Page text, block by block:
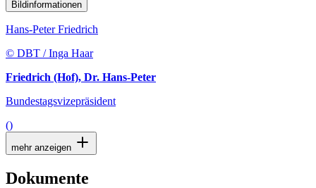
Bildinformationen
Hans-Peter Friedrich
© DBT / Inga Haar
Friedrich (Hof), Dr. Hans-Peter
Bundestagsvizepräsident
()
mehr anzeigen
Dokumente